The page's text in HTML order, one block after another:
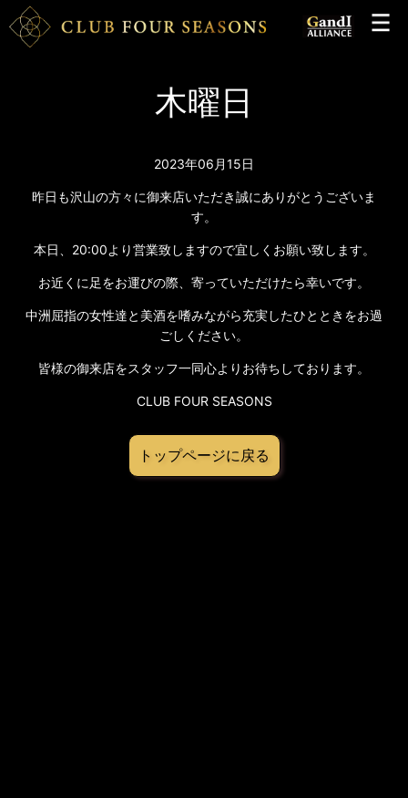
木曜日
2023年06月15日
昨日も沢山の方々に御来店いただき誠にありがとうございま
す。
本日、20:00より営業致しますので宜しくお願い致します。
お近くに足をお運びの際、寄っていただけたら幸いです。
中洲屈指の女性達と美酒を嗜みながら充実したひとときをお過
ごしください。
皆様の御来店をスタッフ一同心よりお待ちしております。
CLUB FOUR SEASONS
トップページに戻る